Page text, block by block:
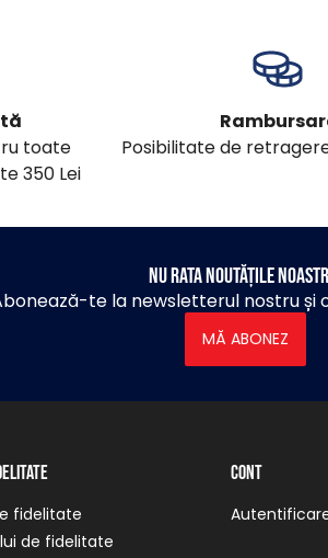
toate
350 Lei
Posibilitate de
Nu rata noutățile
te la newsletterul nostru și
MĂ ABONEZ
fidelitate
de fidelitate
Cont